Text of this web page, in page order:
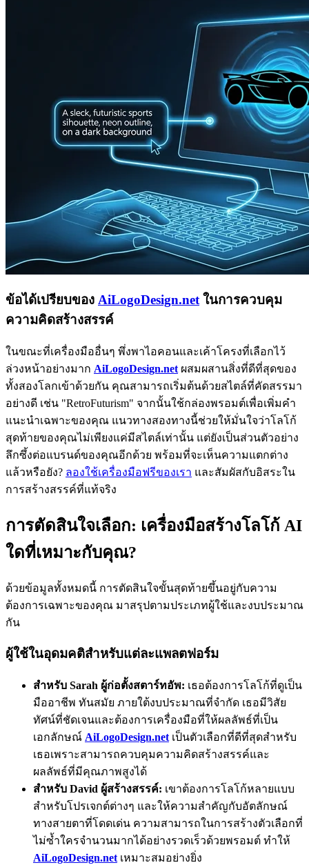
ข้อได้เปรียบของ AiLogoDesign.netในการควบคุม
ความคิดสร้างสรรค์
ในขณะที่เครื่องมืออื่นๆ พึ่งพาไอคอนและเค้าโครงที่เลือกไว้
ล่วงหน้าอย่างมาก AiLogoDesign.net ผสมผสานสิ่งที่ดีที่สุดของ
ทั้งสองโลกเข้าด้วยกัน คุณสามารถเริ่มต้นด้วยสไตล์ที่คัดสรรมา
อย่างดี เช่น "RetroFuturism" จากนั้นใช้กล่องพรอมต์เพื่อเพิ่มคำ
แนะนำเฉพาะของคุณ แนวทางสองทางนี้ช่วยให้มั่นใจว่าโลโก้
สุดท้ายของคุณไม่เพียงแค่มีสไตล์เท่านั้น แต่ยังเป็นส่วนตัวอย่าง
ลึกซึ้งต่อแบรนด์ของคุณอีกด้วย พร้อมที่จะเห็นความแตกต่าง
แล้วหรือยัง? ลองใช้เครื่องมือฟรีของเรา และสัมผัสกับอิสระใน
การสร้างสรรค์ที่แท้จริง
การตัดสินใจเลือก: เครื่องมือสร้างโลโก้ AI
ใดที่เหมาะกับคุณ?
ด้วยข้อมูลทั้งหมดนี้ การตัดสินใจขั้นสุดท้ายขึ้นอยู่กับความ
ต้องการเฉพาะของคุณ มาสรุปตามประเภทผู้ใช้และงบประมาณ
กัน
ผู้ใช้ในอุดมคติสำหรับแต่ละแพลตฟอร์ม
สำหรับ Sarah ผู้ก่อตั้งสตาร์ทอัพ: เธอต้องการโลโก้ที่ดูเป็น
มืออาชีพ ทันสมัย ภายใต้งบประมาณที่จำกัด เธอมีวิสัย
ทัศน์ที่ชัดเจนและต้องการเครื่องมือที่ให้ผลลัพธ์ที่เป็น
เอกลักษณ์ AiLogoDesign.net เป็นตัวเลือกที่ดีที่สุดสำหรับ
เธอเพราะสามารถควบคุมความคิดสร้างสรรค์และ
ผลลัพธ์ที่มีคุณภาพสูงได้
สำหรับ David ผู้สร้างสรรค์: เขาต้องการโลโก้หลายแบบ
สำหรับโปรเจกต์ต่างๆ และให้ความสำคัญกับอัตลักษณ์
ทางสายตาที่โดดเด่น ความสามารถในการสร้างตัวเลือกที่
ไม่ซ้ำใครจำนวนมากได้อย่างรวดเร็วด้วยพรอมต์ ทำให้
AiLogoDesign.net เหมาะสมอย่างยิ่ง